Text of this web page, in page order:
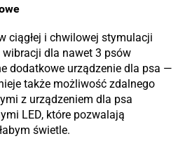
ciągłej i chwilowej stymulacji
dla nawet 3 psów
dodatkowe urządzenie dla psa —
także możliwość zdalnego
z urządzeniem dla psa
LED, które pozwalają
świetle.